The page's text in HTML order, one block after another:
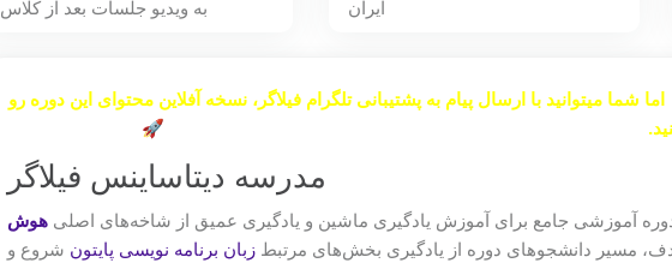
ایران
به ویدیو جلسات بعد از کلاس
اما شما میتوانید با ارسال پیام به پشتیبانی تلگرام فیلاگر، نسخه آفلاین محتوای این دوره رو
پیام بدید🚀.
مدرسه دیتاساینس فیلاگر
آموزشی جامع برای آموزش یادگیری ماشین و یادگیری عمیق از شاخه‌های اصلی هوش
مسیر دانشجوهای دوره از یادگیری بخش‌های مرتبط زبان برنامه نویسی پایتون شروع و